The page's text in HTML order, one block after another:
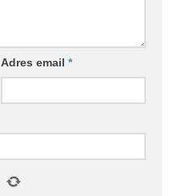
Adres email *